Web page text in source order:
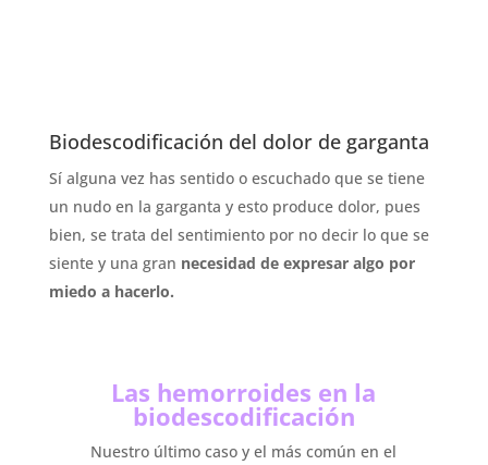
Biodescodificación del dolor de garganta
Sí alguna vez has sentido o escuchado que se tiene
un nudo en la garganta y esto produce dolor, pues
bien, se trata del sentimiento por no decir lo que se
siente y una gran necesidad de expresar algo por
miedo a hacerlo.
Las hemorroides en la
biodescodificación
Nuestro último caso y el más común en el